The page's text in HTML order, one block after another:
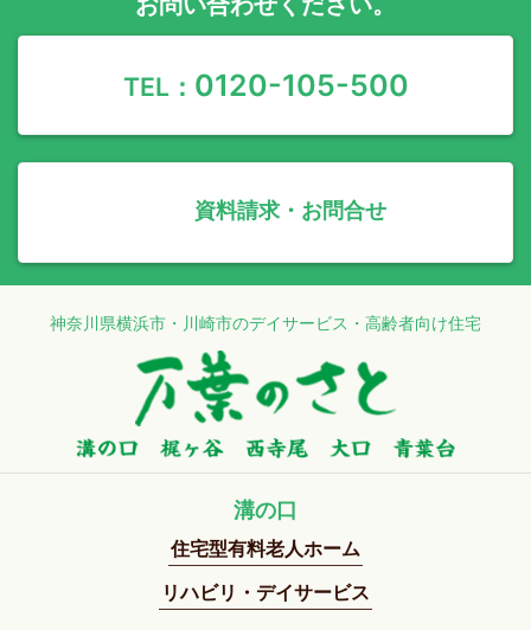
TEL： 0120-105-500
資料請求・お問合せ
神奈川県横浜市・川崎市のデイサービス・高齢者向け住宅
溝の口
住宅型有料老人ホーム
リハビリ・デイサービス